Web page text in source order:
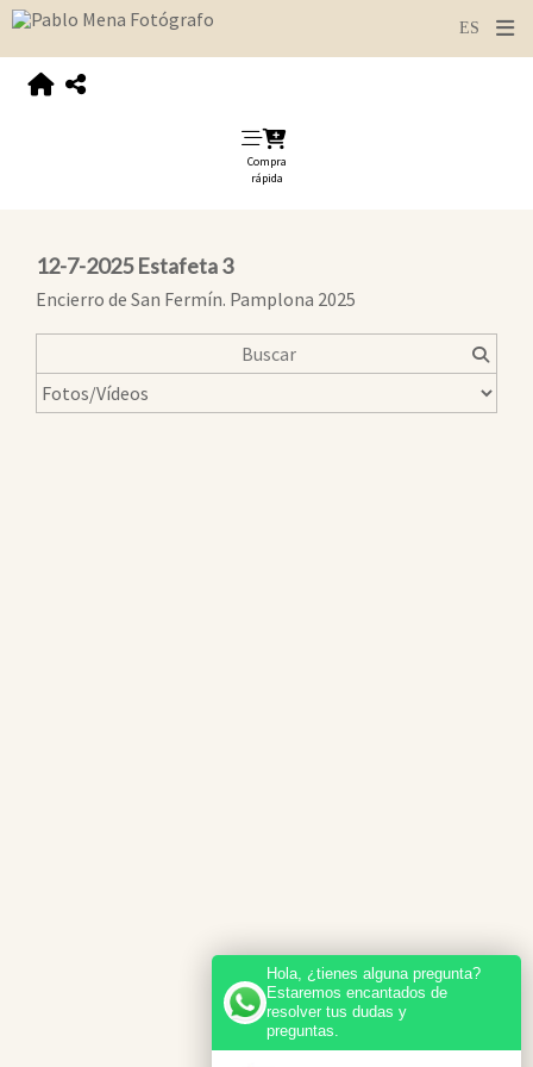
Compra
rápida
12-7-2025 Estafeta 3
Encierro de San Fermín. Pamplona 2025
Hola, ¿tienes alguna pregunta?
Estaremos encantados de
resolver tus dudas y
preguntas.